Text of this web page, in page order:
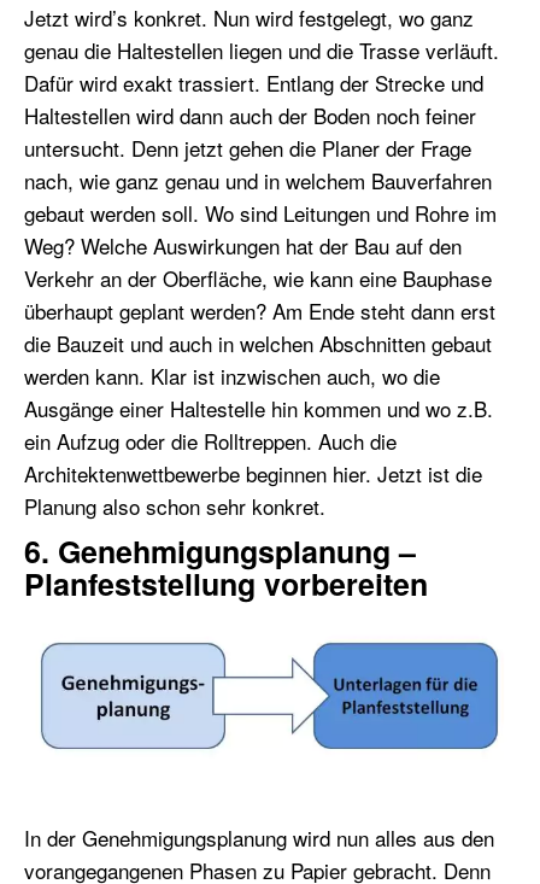
Jetzt wird’s konkret. Nun wird festgelegt, wo ganz
genau die Haltestellen liegen und die Trasse verläuft.
Dafür wird exakt trassiert. Entlang der Strecke und
Haltestellen wird dann auch der Boden noch feiner
untersucht. Denn jetzt gehen die Planer der Frage
nach, wie ganz genau und in welchem Bauverfahren
gebaut werden soll. Wo sind Leitungen und Rohre im
Weg? Welche Auswirkungen hat der Bau auf den
Verkehr an der Oberfläche, wie kann eine Bauphase
überhaupt geplant werden? Am Ende steht dann erst
die Bauzeit und auch in welchen Abschnitten gebaut
werden kann. Klar ist inzwischen auch, wo die
Ausgänge einer Haltestelle hin kommen und wo z.B.
ein Aufzug oder die Rolltreppen. Auch die
Architektenwettbewerbe beginnen hier. Jetzt ist die
Planung also schon sehr konkret.
6. Genehmigungsplanung –
Planfeststellung vorbereiten
In der Genehmigungsplanung wird nun alles aus den
vorangegangenen Phasen zu Papier gebracht. Denn